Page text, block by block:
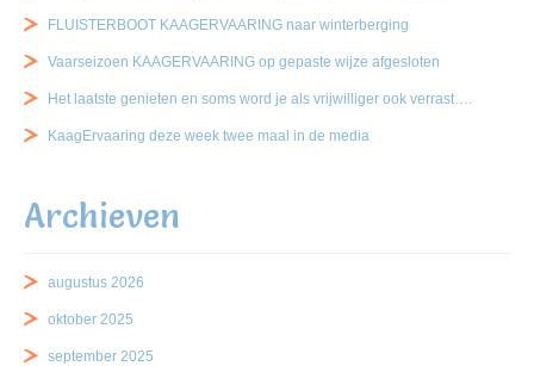
FLUISTERBOOT KAAGERVAARING naar winterberging
Vaarseizoen KAAGERVAARING op gepaste wijze afgesloten
Het laatste genieten en soms word je als vrijwilliger ook verrast….
KaagErvaaring deze week twee maal in de media
Archieven
augustus 2026
oktober 2025
september 2025